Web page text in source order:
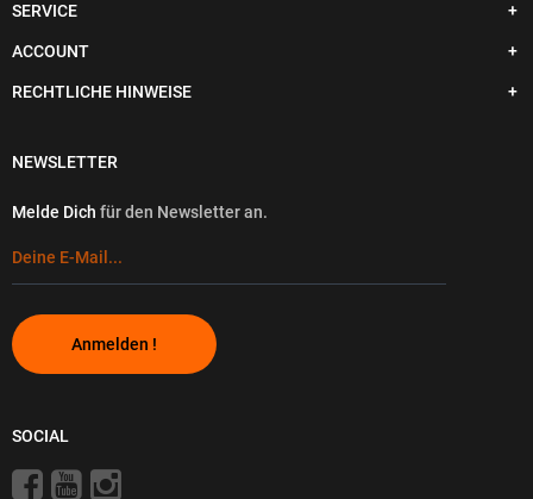
SERVICE
ACCOUNT
RECHTLICHE HINWEISE
NEWSLETTER
Melde Dich für den Newsletter an.
Anmelden !
SOCIAL